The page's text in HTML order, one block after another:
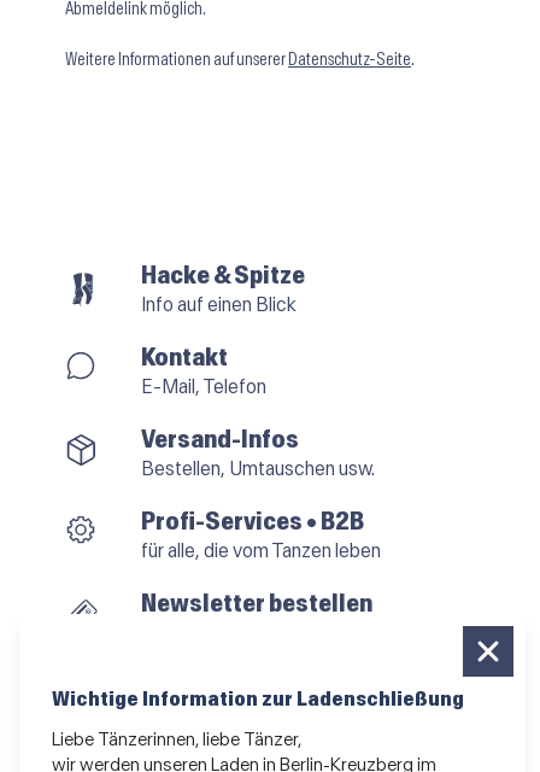
Abmeldelink möglich.
Weitere Informationen auf unserer Datenschutz-Seite.
Hacke & Spitze
Info auf einen Blick
Kontakt
E-Mail, Telefon
Versand-Infos
Bestellen, Umtauschen usw.
Profi-Services • B2B
für alle, die vom Tanzen leben
Newsletter bestellen
Das Kleingedruckte
Wichtige Information zur Ladenschließung
Liebe Tänzerinnen, liebe Tänzer,
wir werden unseren Laden in Berlin-Kreuzberg im